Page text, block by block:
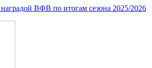
наградой ВФВ по итогам сезона 2025/2026